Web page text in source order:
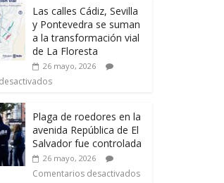
Las calles Cádiz, Sevilla
y Pontevedra se suman
a la transformación vial
de La Floresta
26 mayo, 2026
Plaga de roedores en la
avenida República de El
Salvador fue controlada
26 mayo, 2026
Comentarios desactivados